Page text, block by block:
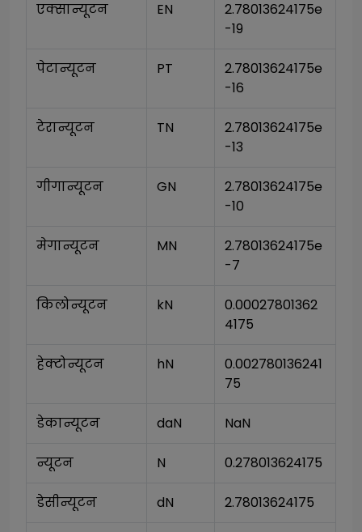
एक्सान्यूटन EN
2.78013624175e
-19
पेटान्यूटन PT
2.78013624175e
-16
टेरान्यूटन TN
2.78013624175e
-13
गीगान्यूटन GN
2.78013624175e
-10
मेगान्यूटन MN
2.78013624175e
-7
किलोन्यूटन kN
0.00027801362
4175
हेक्टोन्यूटन hN
0.002780136241
75
डेकान्यूटन daN NaN
न्यूटन N 0.278013624175
डेसीन्यूटन dN 2.78013624175